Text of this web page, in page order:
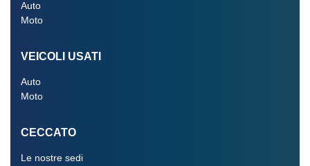
Auto
Moto
VEICOLI USATI
Auto
Moto
CECCATO
Le nostre sedi